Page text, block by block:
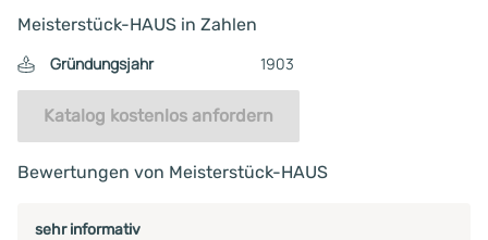
Meisterstück-HAUS in Zahlen
Gründungsjahr
1903
Katalog kostenlos anfordern
Bewertungen von Meisterstück-HAUS
sehr informativ